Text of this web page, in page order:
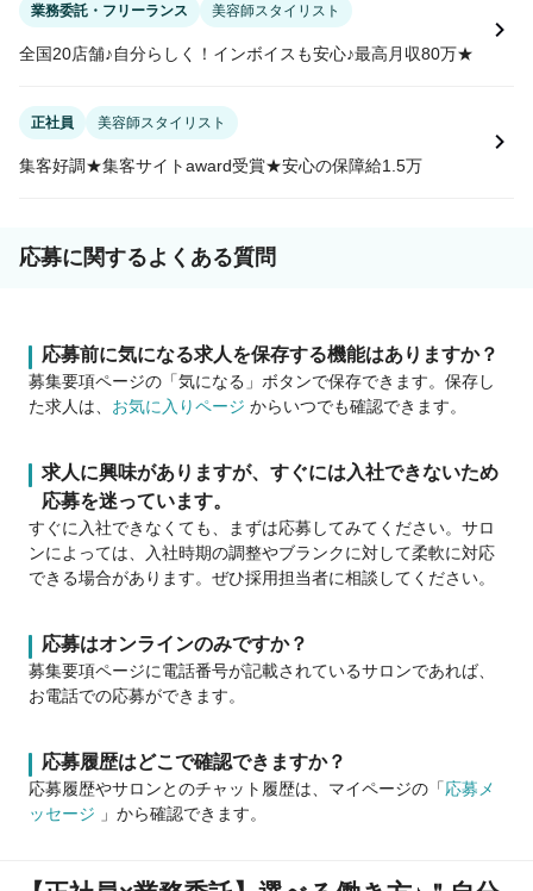
業務委託・フリーランス 美容師スタイリスト
全国20店舗♪自分らしく！インボイスも安心♪最高月収80万★
正社員 美容師スタイリスト
集客好調★集客サイトaward受賞★安心の保障給1.5万
応募に関するよくある質問
応募前に気になる求人を保存する機能はありますか？
募集要項ページの「気になる」ボタンで保存できます。保存し
た求人は、 お気に入りページ からいつでも確認できます。
求人に興味がありますが、すぐには入社できないため
応募を迷っています。
すぐに入社できなくても、まずは応募してみてください。サロ
ンによっては、入社時期の調整やブランクに対して柔軟に対応
できる場合があります。ぜひ採用担当者に相談してください。
応募はオンラインのみですか？
募集要項ページに電話番号が記載されているサロンであれば、
お電話での応募ができます。
応募履歴はどこで確認できますか？
応募履歴やサロンとのチャット履歴は、マイページの「応募メ
ッセージ
」から確認できます。